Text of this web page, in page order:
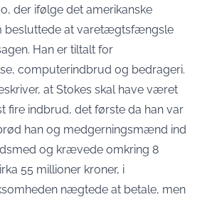
der ifølge det amerikanske
besluttede at varetægtsfængsle
. Han er tiltalt for
computerindbrud og bedrageri.
at Stokes skal have været
fire indbrud, det første da han var
han og medgerningsmænd ind
og krævede omkring 8
55 millioner kroner, i
nægtede at betale, men